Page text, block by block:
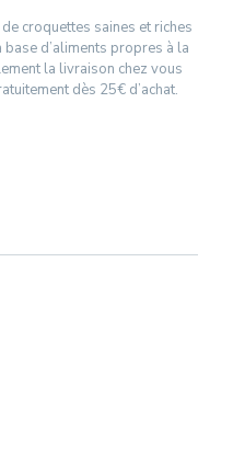
croquettes saines et riches
d’aliments propres à la
la livraison chez vous
dès 25€ d’achat.